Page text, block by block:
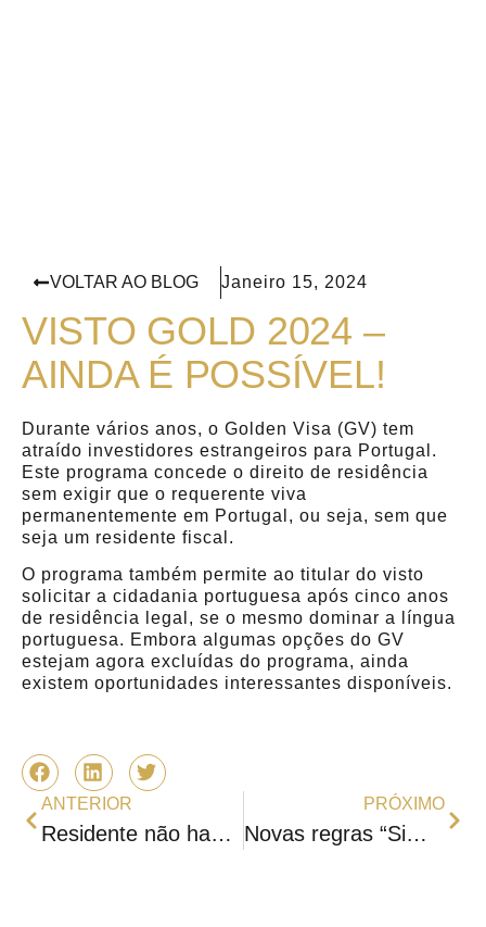
VOLTAR AO BLOG Janeiro 15, 2024
VISTO GOLD 2024 –
AINDA É POSSÍVEL!
Durante vários anos, o Golden Visa (GV) tem
atraído investidores estrangeiros para Portugal.
Este programa concede o direito de residência
sem exigir que o requerente viva
permanentemente em Portugal, ou seja, sem que
seja um residente fiscal.
O programa também permite ao titular do visto
solicitar a cidadania portuguesa após cinco anos
de residência legal, se o mesmo dominar a língua
portuguesa. Embora algumas opções do GV
estejam agora excluídas do programa, ainda
existem oportunidades interessantes disponíveis.
ANTERIOR
Residente não habitual (RNH) – Ainda estará disponível em 2024?
PRÓXIMO
Novas regras “Simplex do Urbanismo”